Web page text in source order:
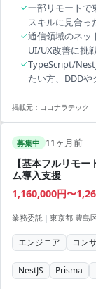
✓一部リモートで
スキルに見合っ
✓通信領域のネッ
UI/UX改善に挑
✓TypeScript/
たい方、DDDや
掲載元： ココナラテック
募集中 11ヶ月前
【基本フルリモ
ム導入支援
1,160,000円〜
業務委託 | 東京都 豊島
エンジニア コン
NestJS Prisma